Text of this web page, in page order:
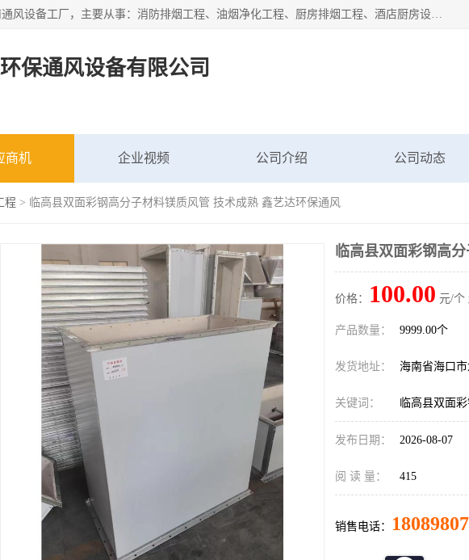
海南鑫艺达通风设备有限公司是一家海南通风设备工厂，主要从事：消防排烟工程、油烟净化工程、厨房排烟工程、酒店厨房设备、新风排风系统、镀锌铁皮管道加工、暖通工程、通风管道安装、消防火阀百叶风口等业务。公司拥有管道及配件一体化工厂生产线，良好的售后服务，良好的设计团队，良好的施工团队、良好管理人员，掌握畅通丰富的信息、市场渠道。
保通风设备有限公司
商机 企业视频 公司介绍 公司动态
程 > 临高县双面彩钢高分子材料镁质风管 技术成熟 鑫艺达环保通风
临高县双面彩钢高
价格： 100.00 元/个
产品数量： 9999.00个
发货地址： 海南省海口
关键词： 临高县双面
发布日期： 2026-08-07
阅 读 量： 415
销售电话：